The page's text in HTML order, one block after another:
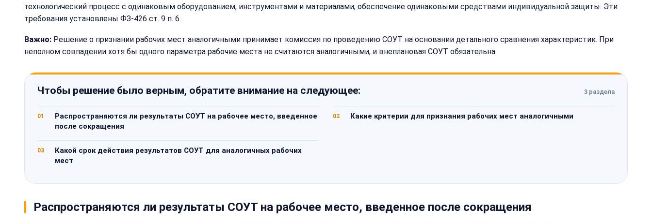
технологический процесс с одинаковым оборудованием, инструментами и материалами; обеспечение одинаковыми средствами индивидуальной защиты. Эти
требования установлены ФЗ-426 ст. 9 п. 6.
Важно: Решение о признании рабочих мест аналогичными принимает комиссия по проведению СОУТ на основании детального сравнения характеристик. При
неполном совпадении хотя бы одного параметра рабочие места не считаются аналогичными, и внеплановая СОУТ обязательна.
Чтобы решение было верным, обратите внимание на следующее: 3 раздела
01
Распространяются ли результаты СОУТ на рабочее место, введенное
после сокращения
02 Какие критерии для признания рабочих мест аналогичными
03
Какой срок действия результатов СОУТ для аналогичных рабочих
мест
Распространяются ли результаты СОУТ на рабочее место, введенное после сокращения